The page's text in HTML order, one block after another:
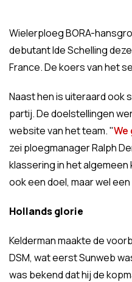
Wielerploeg BORA-
debutant Ide Schelling
France. De koers van het
Naast hen is uiteraard ook
partij. De doelstellingen
website van het team. "We
zei ploegmanager Ralph
klassering in het
ook een doel, maar wel
Hollands glorie
Kelderman maakte de
DSM, wat eerst Sunweb
was bekend dat hij de